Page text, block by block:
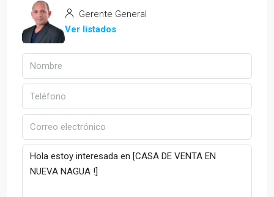
Gerente General
Ver listados